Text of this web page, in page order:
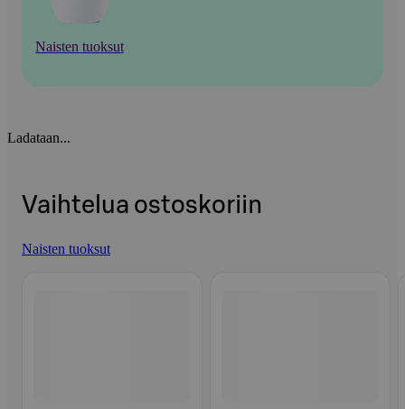
Naisten tuoksut
Ladataan...
Vaihtelua ostoskoriin
Naisten tuoksut